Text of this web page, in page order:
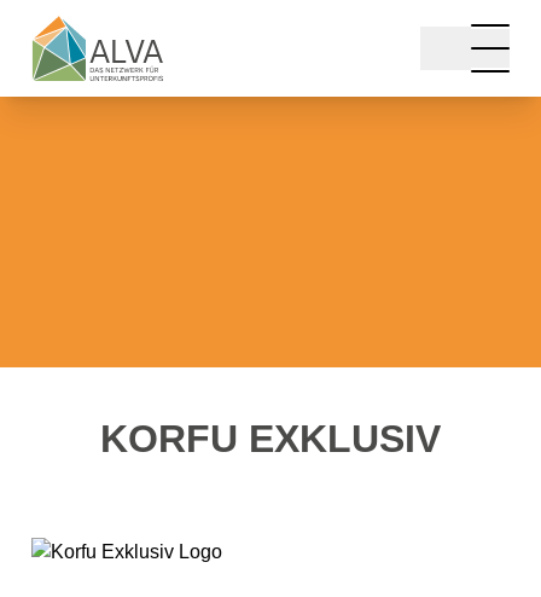
NetzwerkKORFU EXKLUSIV